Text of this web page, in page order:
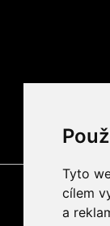
Tyto
cílem
a